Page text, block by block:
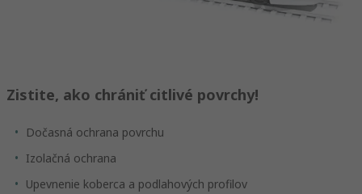
Zistite, ako chrániť citlivé povrchy!
Dočasná ochrana povrchu
Izolačná ochrana
Upevnenie koberca a podlahových profilov